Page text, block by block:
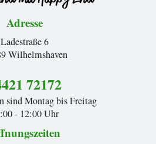
Adresse
Ladestraße 6
Wilhelmshaven
72172
sind Montag bis Freitag
- 12:00 Uhr